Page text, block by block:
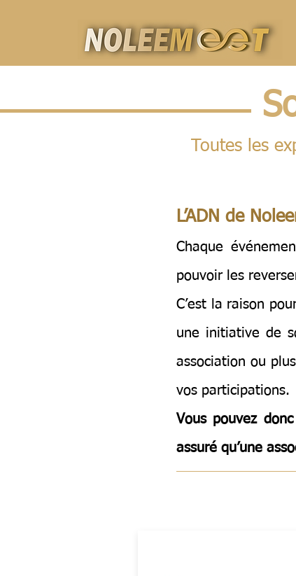
Toutes les
L’ADN de
Chaque
pouvoir les
C’est la raison
une initiative de
association ou
vos participations.
Vous pouvez
assuré qu’une